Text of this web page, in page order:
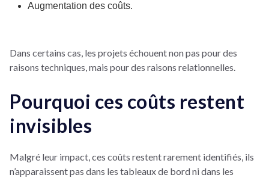
Augmentation des coûts.
Dans certains cas, les projets échouent non pas pour des
raisons techniques, mais pour des raisons relationnelles.
Pourquoi ces coûts restent
invisibles
Malgré leur impact, ces coûts restent rarement identifiés, ils
n’apparaissent pas dans les tableaux de bord ni dans les